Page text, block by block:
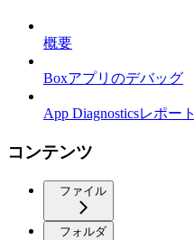
概要
Boxアプリのデバッグ
App Diagnosticsレポート
コンテンツ
ファイル
フォルダ